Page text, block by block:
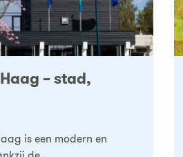
– stad,
is een modern en